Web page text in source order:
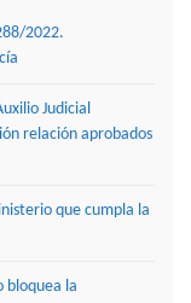
2022.
Judicial
relación aprobados
que cumpla la
bloquea la